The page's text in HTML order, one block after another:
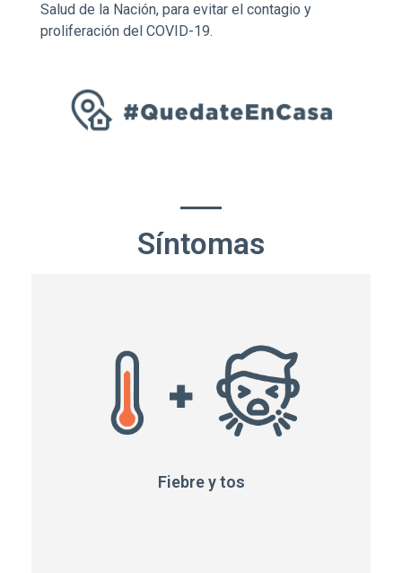
Salud de la Nación, para evitar el contagio y
proliferación del COVID-19.
Síntomas
Fiebre y tos